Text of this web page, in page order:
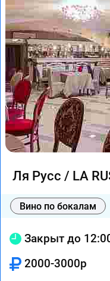
Ля Русс / LA
Вино по бокалам
Закрыт до
2000-3000р